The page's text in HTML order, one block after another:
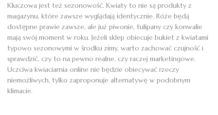
Kluczowa jest też sezonowość. Kwiaty to nie są produkty z
magazynu, które zawsze wyglądają identycznie. Róże będą
dostępne prawie zawsze, ale już piwonie, tulipany czy konwalie
mają swój moment w roku. Jeżeli sklep obiecuje bukiet z kwiatami
typowo sezonowymi w środku zimy, warto zachować czujność i
sprawdzić, czy to na pewno realne, czy raczej marketingowe.
Uczciwa kwiaciarnia online nie będzie obiecywać rzeczy
niemożliwych, tylko zaproponuje alternatywę w podobnym
klimacie.